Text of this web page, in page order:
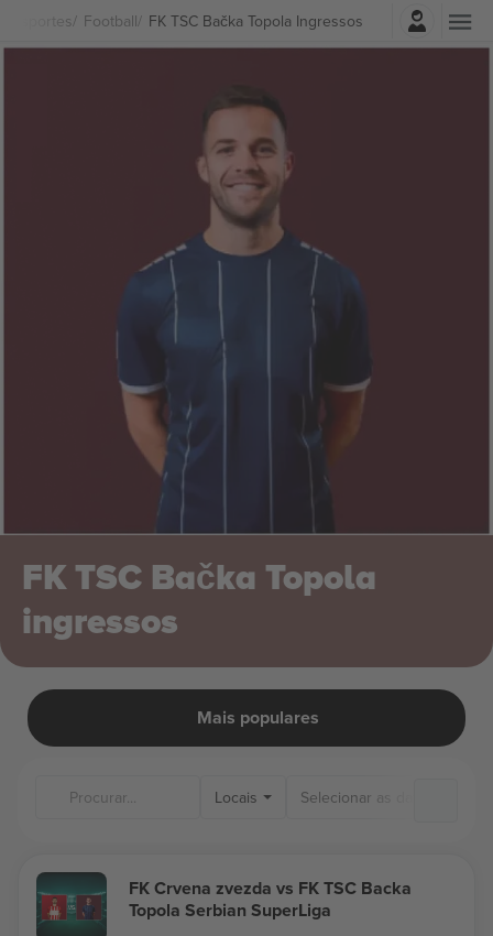
Esportes Football FK TSC Bačka Topola Ingressos
Entrar
FK TSC Bačka Topola
ingressos
Mais populares
Locais
FK Crvena zvezda vs FK TSC Backa
Topola Serbian SuperLiga